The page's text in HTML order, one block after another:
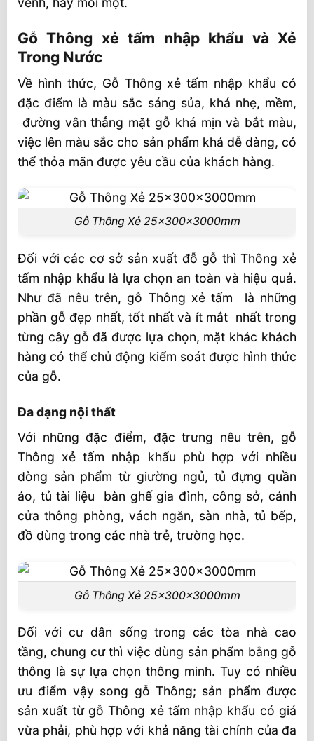
Gỗ Thông xẻ tấm nhập khẩu và Xẻ
Trong Nước
Về hình thức, Gỗ Thông xẻ tấm nhập khẩu có
đặc điểm là màu sắc sáng sủa, khá nhẹ, mềm,
đường vân thẳng mặt gỗ khá mịn và bắt màu,
việc lên màu sắc cho sản phẩm khá dễ dàng, có
thể thỏa mãn được yêu cầu của khách hàng.
Gỗ Thông Xẻ 25x300x3000mm
Đối với các cơ sở sản xuất đỗ gỗ thì Thông xẻ
tấm nhập khẩu là lựa chọn an toàn và hiệu quả.
Như đã nêu trên, gỗ Thông xẻ tấm là những
phần gỗ đẹp nhất, tốt nhất và ít mắt nhất trong
từng cây gỗ đã được lựa chọn, mặt khác khách
hàng có thể chủ động kiểm soát được hình thức
của gỗ.
Đa dạng nội thất
Với những đặc điểm, đặc trưng nêu trên, gỗ
Thông xẻ tấm nhập khẩu phù hợp với nhiều
dòng sản phẩm từ giường ngủ, tủ đựng quần
áo, tủ tài liệu bàn ghế gia đình, công sở, cánh
cửa thông phòng, vách ngăn, sàn nhà, tủ bếp,
đồ dùng trong các nhà trẻ, trường học.
Gỗ Thông Xẻ 25x300x3000mm
Đối với cư dân sống trong các tòa nhà cao
tầng, chung cư thì việc dùng sản phẩm bằng gỗ
thông là sự lựa chọn thông minh. Tuy có nhiều
ưu điểm vậy song gỗ Thông; sản phẩm được
sản xuất từ gỗ Thông xẻ tấm nhập khẩu có giá
vừa phải, phù hợp với khả năng tài chính của đa